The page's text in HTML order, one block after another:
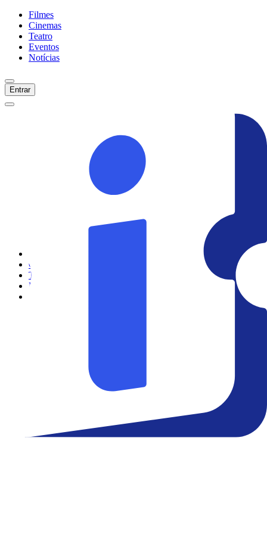
Filmes
Cinemas
Teatro
Eventos
Notícias
Entrar
Cinemas
Teatro
Eventos